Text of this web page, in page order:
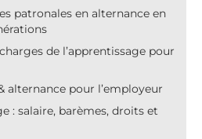
patronales en alternance en
de l’apprentissage pour
alternance pour l’employeur
: salaire, barèmes, droits et